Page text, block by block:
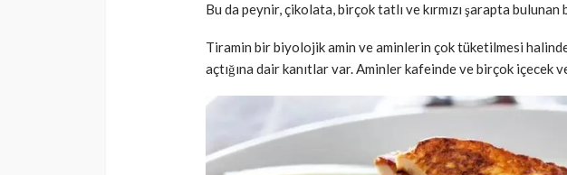
Bu da peynir, çikolata, birçok tatlı ve kırmızı şarapta bulunan
Tiramin bir biyolojik amin ve aminlerin çok tüketilmesi
açtığına dair kanıtlar var. Aminler kafeinde ve birçok içecek